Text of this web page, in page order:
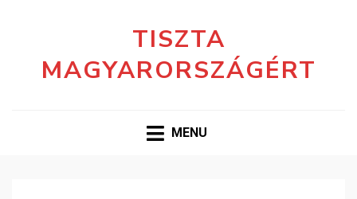
TISZTA
MAGYARORSZÁGÉRT
MENU